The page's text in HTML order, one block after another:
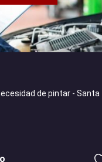
de pintar - Santa